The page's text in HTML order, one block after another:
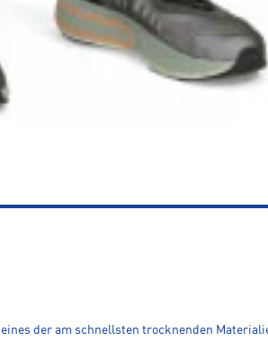
der am schnellsten trocknenden